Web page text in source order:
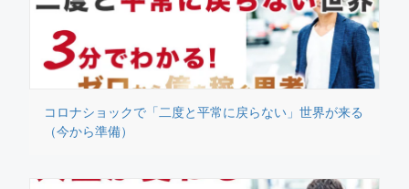
コロナショックで「二度と平常に戻らない」世界が来る
（今から準備）